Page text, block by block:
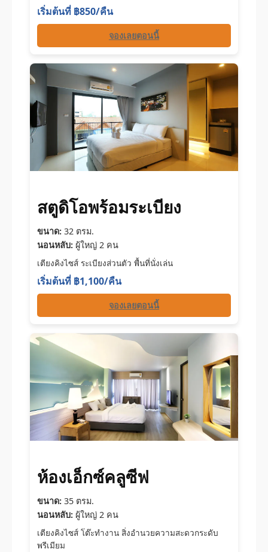
เริ่มต้นที่ ฿850/คืน
จองเลยตอนนี้
สตูดิโอพร้อมระเบียง
ขนาด: 32 ตรม.
นอนหลับ: ผู้ใหญ่ 2 คน
เตียงคิงไซส์ ระเบียงส่วนตัว พื้นที่นั่งเล่น
เริ่มต้นที่ ฿1,100/คืน
จองเลยตอนนี้
ห้องเอ็กซ์คลูซีฟ
ขนาด: 35 ตรม.
นอนหลับ: ผู้ใหญ่ 2 คน
เตียงคิงไซส์ โต๊ะทำงาน สิ่งอำนวยความสะดวกระดับ
พรีเมียม